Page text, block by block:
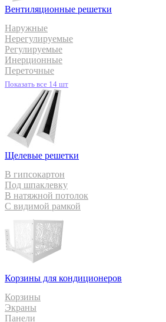
Вентиляционные решетки
Наружные
Нерегулируемые
Регулируемые
Инерционные
Переточные
Показать все 14 шт
Щелевые решетки
В гипсокартон
Под шпаклевку
В натяжной потолок
С видимой рамкой
Корзины для кондиционеров
Корзины
Экраны
Панели